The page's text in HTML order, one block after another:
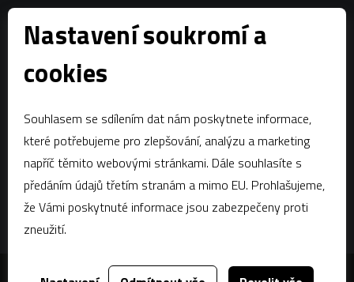
Kontakty
Spytihněv 145
DIČ:CZ28287843
Zápis dle § 13a obchodního zákoníku:Krajský soud v Brně, oddíl C,
vložka 58796
Nastavení soukromí a
cookies
Souhlasem se sdílením dat nám poskytnete informace,
které potřebujeme pro zlepšování, analýzu a marketing
napříč těmito webovými stránkami. Dále souhlasíte s
předáním údajů třetím stranám a mimo EU. Prohlašujeme,
že Vámi poskytnuté informace jsou zabezpečeny proti
zneužití.